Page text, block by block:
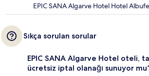
EPIC SANA Algarve Hotel Hotel
Sıkça sorulan sorular
EPIC SANA Algarve Hotel oteli,
ücretsiz iptal olanağı sunuyor